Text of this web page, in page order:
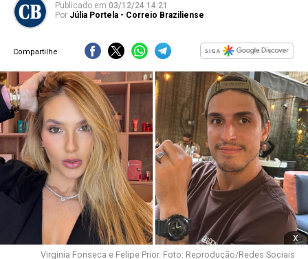
Publicado em 03/12/24 14:21
Por Júlia Portela - Correio Braziliense
Compartilhe
x
Virginia Fonseca e Felipe Prior. Foto: Reprodução/Redes Sociais